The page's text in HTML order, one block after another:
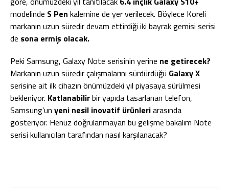
modelinde S Pen kalemine de yer verilecek. Böylece Koreli
markanın uzun süredir devam ettirdiği iki bayrak gemisi serisi
de sona ermiş olacak.
Peki Samsung, Galaxy Note serisinin yerine ne getirecek?
Markanın uzun süredir çalışmalarını sürdürdüğü Galaxy X
serisine ait ilk cihazın önümüzdeki yıl piyasaya sürülmesi
bekleniyor. Katlanabilirbir yapıda tasarlanan telefon,
Samsung’un yeni nesil inovatif ürünleriarasında
gösteriyor. Henüz doğrulanmayan bu gelişme bakalım Note
serisi kullanıcıları tarafından nasıl karşılanacak?